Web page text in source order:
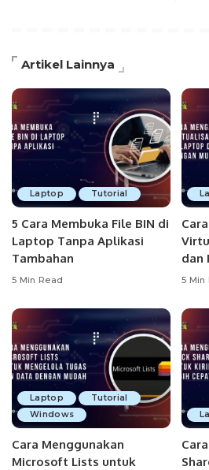
Artikel Lainnya
Laptop Tutorial
5 Cara Membuka File BIN di
Laptop Tanpa Aplikasi
Tambahan
5 Min Read
dan
5 Min
Laptop
Tutorial
Windows
Cara Menggunakan
Microsoft Lists untuk